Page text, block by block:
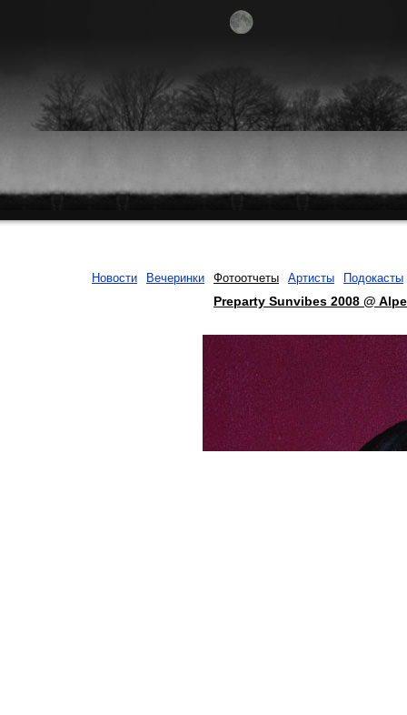
Новости Вечеринки Фотоотчеты Артисты Подокасты
Preparty Sunvibes 2008 @